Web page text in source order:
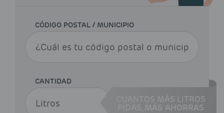
CÓDIGO POSTAL / MUNICIPIO
CANTIDAD
CUANTOS MÁS LITROS
MÁS AHORRAS